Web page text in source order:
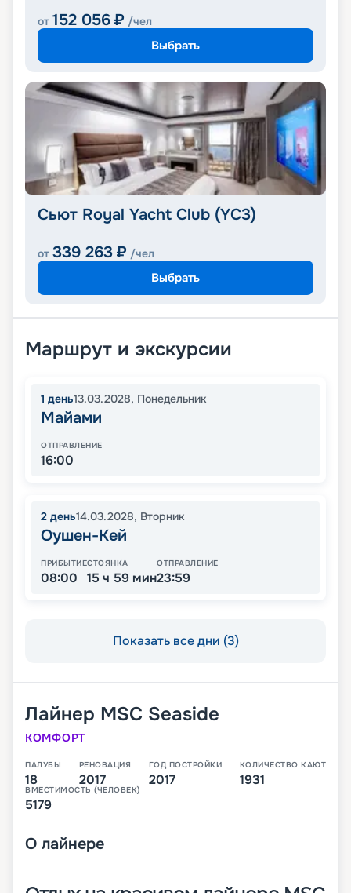
от 152 056 ₽ /чел
Выбрать
Сьют Royal Yacht Club (YC3)
от 339 263 ₽ /чел
Выбрать
Маршрут и экскурсии
1 день13.03.2028, Понедельник
Майами
ОТПРАВЛЕНИЕ
16:00
2 день14.03.2028, Вторник
Оушен-Кей
ПРИБЫТИЕ
08:00
СТОЯНКА
15 ч 59 мин
ОТПРАВЛЕНИЕ
23:59
Показать все дни (3)
Лайнер MSC Seaside
КОМФОРТ
ПАЛУБЫ
18
РЕНОВАЦИЯ
2017
ГОД ПОСТРОЙКИ
2017
КОЛИЧЕСТВО КАЮТ
1931
ВМЕСТИМОСТЬ (ЧЕЛОВЕК)
5179
О лайнере